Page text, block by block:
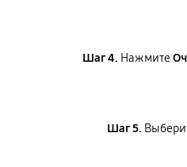
Шаг 4. Нажмите
Шаг 5.